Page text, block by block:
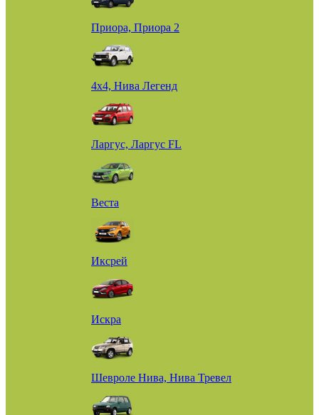
Приора, Приора 2
4х4, Нива Легенд
Ларгус, Ларгус FL
Веста
Иксрей
Искра
Шевроле Нива, Нива Тревел